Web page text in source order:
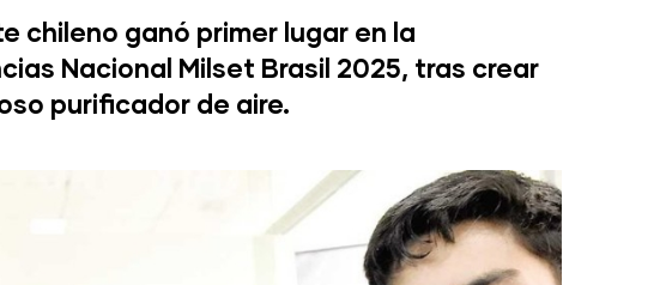
chileno ganó primer lugar en la
Nacional Milset Brasil 2025, tras crear
purificador de aire.